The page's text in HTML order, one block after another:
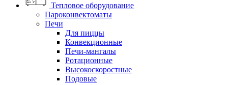
Тепловое оборудование
Пароконвектоматы
Печи
Для пиццы
Конвекционные
Печи-мангалы
Ротационные
Высокоскоростные
Подовые